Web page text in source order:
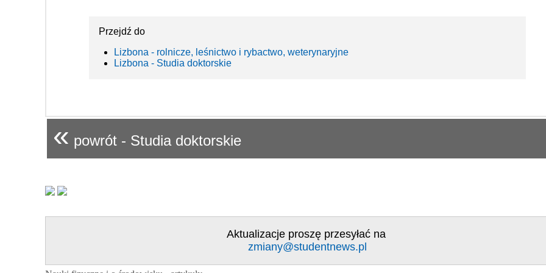
Przejdź do
Lizbona - rolnicze, leśnictwo i rybactwo, weterynaryjne
Lizbona - Studia doktorskie
« powrót - Studia doktorskie
Aktualizacje proszę przesyłać na
zmiany@studentnews.pl